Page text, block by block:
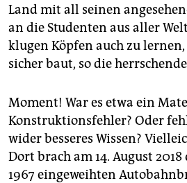
Land mit all seinen
an die Studenten aus aller
klugen Köpfen auch zu
sicher baut, so die
Moment! War es etwa ein
Konstruktionsfehler? Oder
wider besseres Wissen?
Dort brach am 14. August
1967 eingeweihten